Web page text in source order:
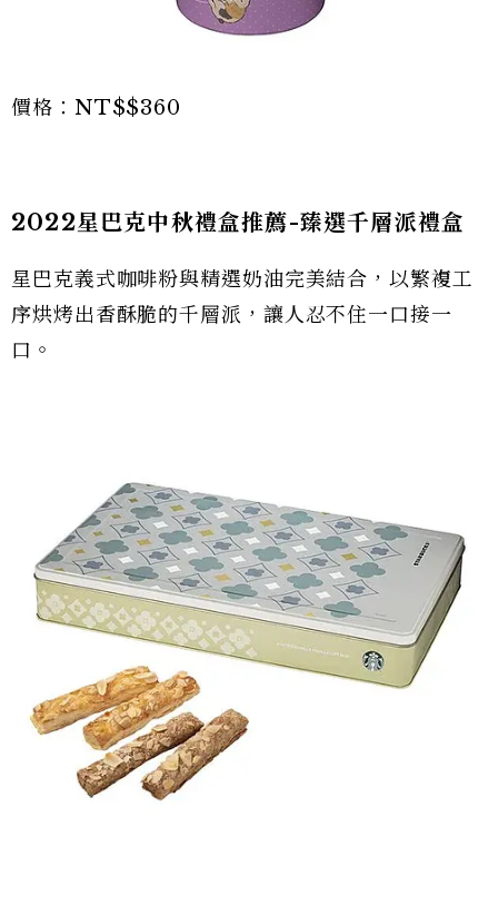
價格：NT$$360
2022星巴克中秋禮盒推薦-臻選千層派禮盒
星巴克義式咖啡粉與精選奶油完美結合，以繁複工
序烘烤出香酥脆的千層派，讓人忍不住一口接一
口。